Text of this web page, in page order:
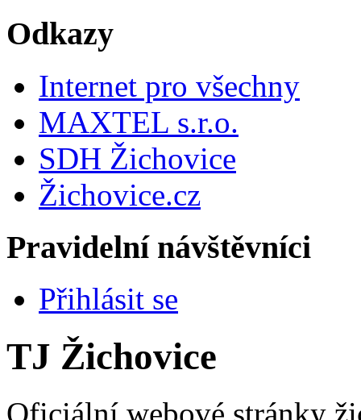
Odkazy
Internet pro všechny
MAXTEL s.r.o.
SDH Žichovice
Žichovice.cz
Pravidelní návštěvníci
Přihlásit se
TJ Žichovice